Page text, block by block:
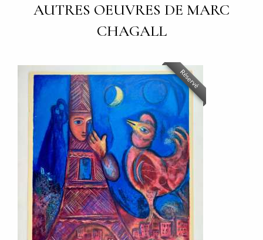
AUTRES OEUVRES DE MARC
CHAGALL
Réservé